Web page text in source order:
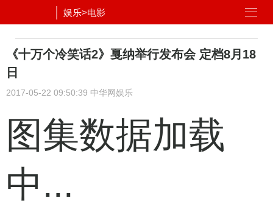
娱乐>电影
《十万个冷笑话2》戛纳举行发布会 定档8月18
日
2017-05-22 09:50:39 中华网娱乐
图集数据加载
中...